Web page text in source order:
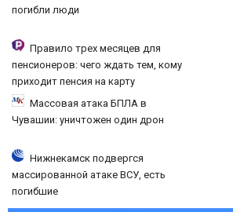
погибли люди
Правило трех месяцев для
пенсионеров: чего ждать тем, кому
приходит пенсия на карту
Массовая атака БПЛА в
Чувашии: уничтожен один дрон
Нижнекамск подвергся
массированной атаке ВСУ, есть
погибшие